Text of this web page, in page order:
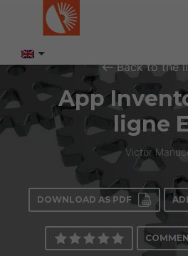
Back to the
App
ligne
Victor
DOWNLOAD AS PDF